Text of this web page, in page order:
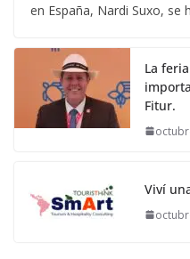
en España, Nardi Suxo, se
La
Fitur.
Viví